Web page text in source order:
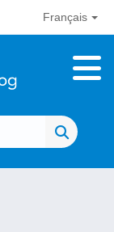
Français